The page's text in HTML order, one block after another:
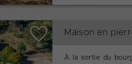
Maison en
À la sortie du